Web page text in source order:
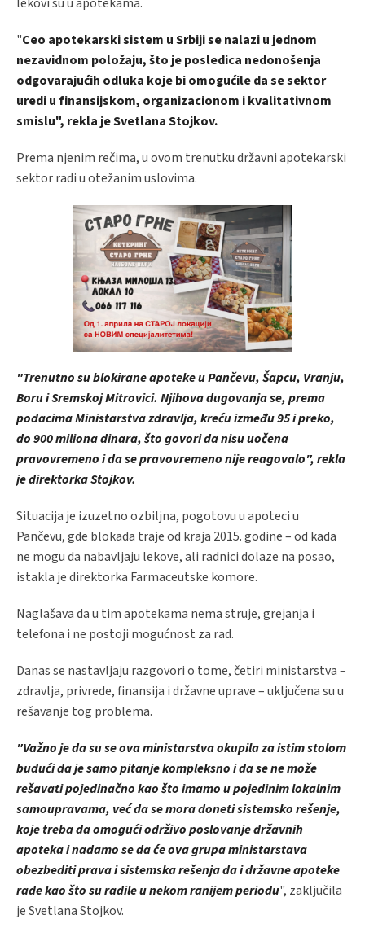
"Ceo apotekarski sistem u Srbiji se nalazi u jednom
nezavidnom položaju, što je posledica nedonošenja
odgovarajućih odluka koje bi omogućile da se sektor
uredi u finansijskom, organizacionom i kvalitativnom
smislu", rekla je Svetlana Stojkov.
Prema njenim rečima, u ovom trenutku državni apotekarski
sektor radi u otežanim uslovima.
"Trenutno su blokirane apoteke u Pančevu, Šapcu, Vranju,
Boru i Sremskoj Mitrovici. Njihova dugovanja se, prema
podacima Ministarstva zdravlja, kreću između 95 i preko,
do 900 miliona dinara, što govori da nisu uočena
pravovremeno i da se pravovremeno nije reagovalo", rekla
je direktorka Stojkov.
Situacija je izuzetno ozbiljna, pogotovu u apoteci u
Pančevu, gde blokada traje od kraja 2015. godine – od kada
ne mogu da nabavljaju lekove, ali radnici dolaze na posao,
istakla je direktorka Farmaceutske komore.
Naglašava da u tim apotekama nema struje, grejanja i
telefona i ne postoji mogućnost za rad.
Danas se nastavljaju razgovori o tome, četiri ministarstva –
zdravlja, privrede, finansija i državne uprave – uključena su u
rešavanje tog problema.
"Važno je da su se ova ministarstva okupila za istim stolom
budući da je samo pitanje kompleksno i da se ne može
rešavati pojedinačno kao što imamo u pojedinim lokalnim
samoupravama, već da se mora doneti sistemsko rešenje,
koje treba da omogući održivo poslovanje državnih
apoteka i nadamo se da će ova grupa ministarstava
obezbediti prava i sistemska rešenja da i državne apoteke
rade kao što su radile u nekom ranijem periodu", zaključila
je Svetlana Stojkov.